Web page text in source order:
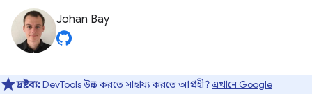
Johan Bay
দ্রষ্টব্য:DevTools উন্নত করতে সাহায্য করতে আগ্রহী?এখানে Google